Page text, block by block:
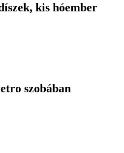
kis hóember
szobában